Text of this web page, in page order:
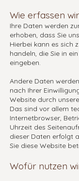
Wie erfassen
Ihre Daten werden
erhoben, dass Sie
Hierbei kann es sich
handeln, die Sie in
eingeben.
Andere Daten
nach Ihrer
Website durch
Das sind vor allem
Internetbrowser,
Uhrzeit des
dieser Daten erfolgt
Sie diese Website
Wofür nutzen